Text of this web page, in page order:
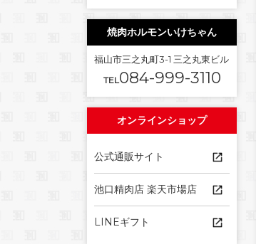
焼肉ホルモンいけちゃん
福山市三之丸町3-1 三之丸東ビル
TEL084-999-3110
オンラインショップ
公式通販サイト
池口精肉店 楽天市場店
LINEギフト